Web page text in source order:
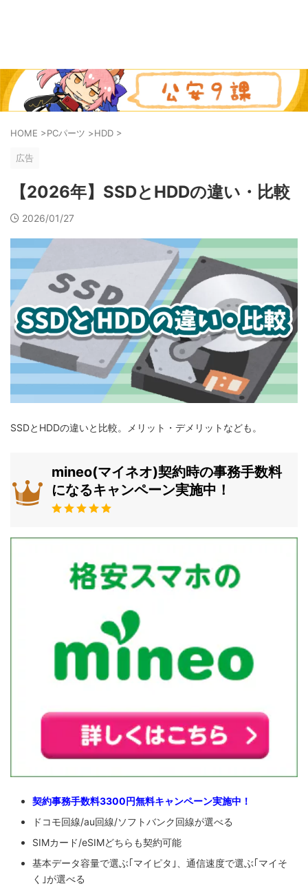
HOME >PCパーツ >HDD >
広告
【2026年】SSDとHDDの違い・比較
2026/01/27
SSDとHDDの違いと比較。メリット・デメリットなども。
mineo(マイネオ)契約時の事務手数料
になるキャンペーン実施中！
契約事務手数料3300円無料キャンペーン実施中！
ドコモ回線/au回線/ソフトバンク回線が選べる
SIMカード/eSIMどちらも契約可能
基本データ容量で選ぶ｢マイピタ｣、通信速度で選ぶ｢マイそ
く｣が選べる